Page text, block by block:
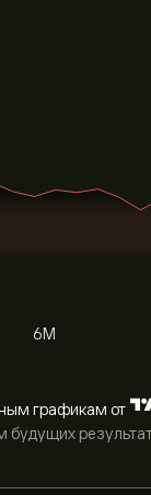
6M
графикам от
будущих